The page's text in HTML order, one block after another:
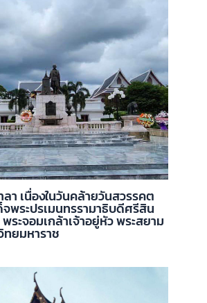
า เนื่องในวันคล้ายวันสวรรคต
พระปรเมนทรรามาธิบดีศรีสิน
ระจอมเกล้าเจ้าอยู่หัว พระสยาม
ยมหาราช